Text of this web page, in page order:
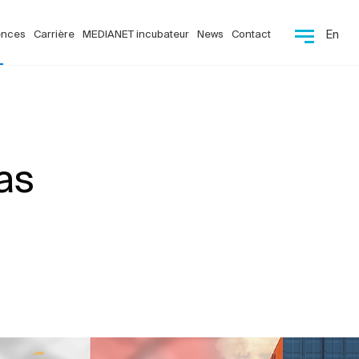
Carrière MEDIANET incubateur News Contact En